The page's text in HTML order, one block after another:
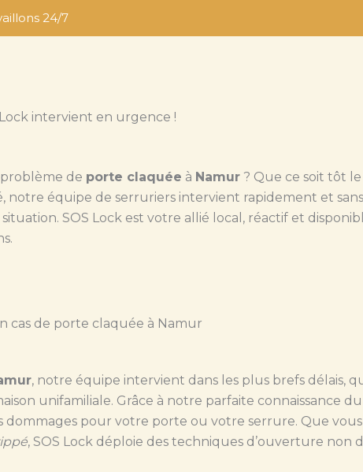
24/7
intervient en urgence !
de porte claquée à Namur ? Que ce soit tôt
notre équipe de serruriers intervient rapidement et sans
SOS Lock est votre allié local, réactif et
cas de porte claquée à Namur
, notre équipe intervient dans les plus brefs délais,
unifamiliale. Grâce à notre parfaite connaissance
dommages pour votre porte ou votre serrure. Que
, SOS Lock déploie des techniques d’ouverture